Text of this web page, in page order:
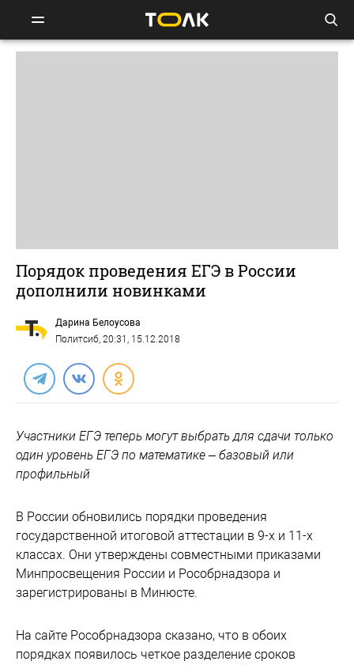
Порядок проведения ЕГЭ в России
дополнили новинками
Дарина Белоусова
Политсиб, 20:31, 15.12.2018
Участники ЕГЭ теперь могут выбрать для сдачи только
один уровень ЕГЭ по математике – базовый или
профильный
В России обновились порядки проведения
государственной итоговой аттестации в 9-х и 11-х
классах. Они утверждены совместными приказами
Минпросвещения России и Рособрнадзора и
зарегистрированы в Минюсте.
На сайте Рособрнадзора сказано, что в обоих
порядках появилось четкое разделение сроков